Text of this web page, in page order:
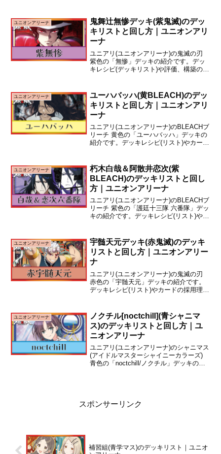
ぼこ隊)デッキは、低エナジーキャラを序
盤からガ...
ユニオンアリーナ
鬼舞辻無惨デッキ(紫鬼滅)のデッ
キリストと回し方｜ユニオンアリ
ーナ
ユニアリ(ユニオンアリーナ)の鬼滅の刃
紫色の「無惨」デッキの紹介です。デッ
キレシピ(デッキリスト)や評価、構築のポ
境TierタイトルTier1鬼滅の刃盤面力速攻
性能対応...
ユニオンアリーナ
ユーハバッハ(黄BLEACH)のデッ
キリストと回し方｜ユニオンアリ
ーナ
ユニアリ(ユニオンアリーナ)のBLEACHブ
リーチ 黄色の「ユーハバッハ」デッキの
紹介です。デッキレシピ(リスト)やカード
手キャラを除去する効果を持つレイド
《ユーハ...
ユニオンアリーナ
朽木白哉＆阿散井恋次(紫
BLEACH)のデッキリストと回し
方｜ユニオンアリーナ
ユニアリ(ユニオンアリーナ)のBLEACHブ
リーチ 紫色の「護廷十三隊 六番隊」デッ
キの紹介です。デッキレシピ(リスト)やカ
BPを減少させる能力を持つ《朽木白哉》
や《阿散...
ユニオンアリーナ
宇髄天元デッキ(赤鬼滅)のデッキ
リストと回し方｜ユニオンアリー
ナ
ユニアリ(ユニオンアリーナ)の鬼滅の刃
赤色の「宇髄天元」デッキの紹介です。
デッキレシピ(リスト)やカードの採用理由
BPが高めのキャラを多めに採用した速攻
型デッキ...
ユニオンアリーナ
ノクチル[noctchill](青シャニマ
ス)のデッキリストと回し方｜ユ
ニオンアリーナ
ユニアリ(ユニオンアリーナ)のシャニマス
(アイドルマスターシャイニーカラーズ)
青色の「noctchill/ノクチル」デッキの紹
スポンサーリンク
補習組(青学マス)のデッキリスト｜ユニオ